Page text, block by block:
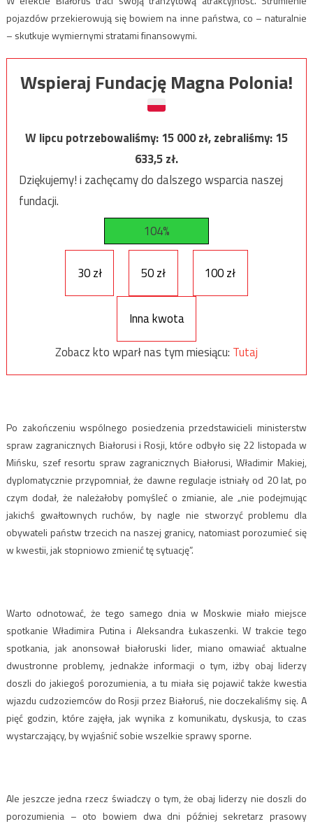
pojazdów przekierowują się bowiem na inne państwa, co – naturalnie
– skutkuje wymiernymi stratami finansowymi.
Wspieraj Fundację Magna Polonia!
W lipcu potrzebowaliśmy:15 000zł, zebraliśmy:15
633,5zł.
Dziękujemy! i zachęcamy do dalszego wsparcia naszej
fundacji.
104%
30 zł 50 zł 100 zł
Inna kwota
Zobacz kto wparł nas tym miesiącu: Tutaj
Po zakończeniu wspólnego posiedzenia przedstawicieli ministerstw
spraw zagranicznych Białorusi i Rosji, które odbyło się 22 listopada w
Mińsku, szef resortu spraw zagranicznych Białorusi, Władimir Makiej,
dyplomatycznie przypomniał, że dawne regulacje istniały od 20 lat, po
czym dodał, że należałoby pomyśleć o zmianie, ale „nie podejmując
jakichś gwałtownych ruchów, by nagle nie stworzyć problemu dla
obywateli państw trzecich na naszej granicy, natomiast porozumieć się
w kwestii, jak stopniowo zmienić tę sytuację”.
Warto odnotować, że tego samego dnia w Moskwie miało miejsce
spotkanie Władimira Putina i Aleksandra Łukaszenki. W trakcie tego
spotkania, jak anonsował białoruski lider, miano omawiać aktualne
dwustronne problemy, jednakże informacji o tym, iżby obaj liderzy
doszli do jakiegoś porozumienia, a tu miała się pojawić także kwestia
wjazdu cudzoziemców do Rosji przez Białoruś, nie doczekaliśmy się. A
pięć godzin, które zajęła, jak wynika z komunikatu, dyskusja, to czas
wystarczający, by wyjaśnić sobie wszelkie sprawy sporne.
Ale jeszcze jedna rzecz świadczy o tym, że obaj liderzy nie doszli do
porozumienia – oto bowiem dwa dni później sekretarz prasowy